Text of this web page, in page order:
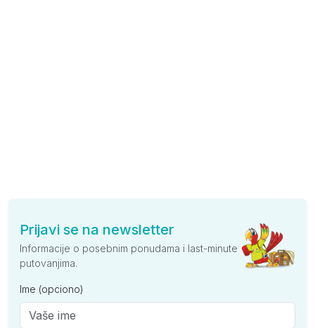
Prijavi se na newsletter
Informacije o posebnim ponudama i last-minute
putovanjima.
Ime (opciono)